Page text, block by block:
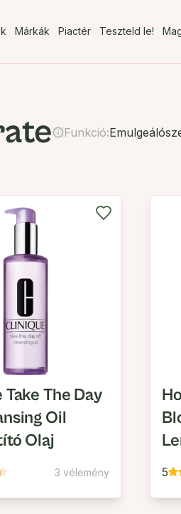
Márkák Piactér Teszteld le!
Funkció:
The Day
Oil
Olaj
3 vélemény 5